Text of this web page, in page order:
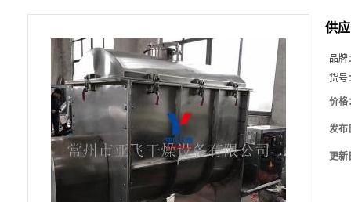
供
品牌
货号
价格
发布
更新